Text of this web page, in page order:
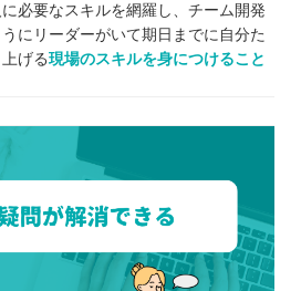
必要なスキルを網羅し、チーム開発
にリーダーがいて期日までに自分た
げる現場のスキルを身につけること